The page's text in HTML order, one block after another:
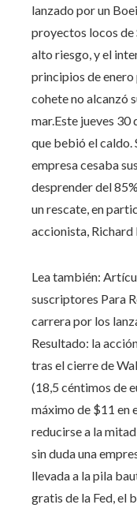
lanzado por un
proyectos locos de
alto riesgo, y el
principios de
cohete no alcanzó
mar.Este jueves 30
que bebió el caldo.
empresa cesaba
desprender del
un rescate, en
accionista, Richard
Lea también:
suscriptores Para
carrera por los
Resultado: la
tras el cierre de
(18,5 céntimos de
máximo de $11 en
reducirse a la
sin duda una
llevada a la pila
gratis de la Fed, el